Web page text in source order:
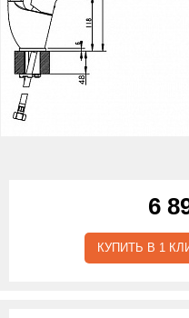
6
КУПИТЬ В 1